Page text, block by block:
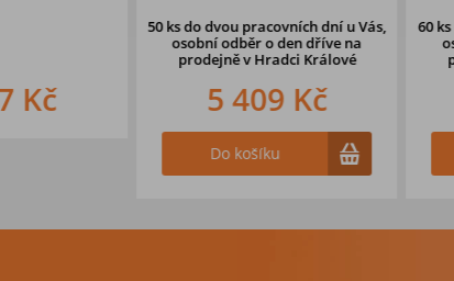
do dvou pracovních dní u Vás,
osobní odběr o den dřívena
prodejně v Hradci Králové
5 409 Kč
Do košíku
60 ks
do
osobní